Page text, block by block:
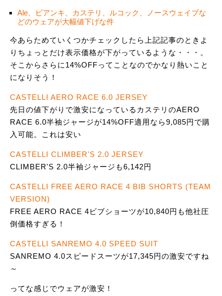
Ale、ビアンキ、カステリ、ルコック、ノースウェイブな
どのウェアが大幅値下げな件
今あらためていくつかチェックしたら上記記事のときよ
りちょっとだけ表示価格が下がっているような・・・。
そこからさらに14%OFFってことなのでかなり熱いこと
になりそう！
CASTELLI AERO RACE 6.0 JERSEY
先日の値下がりで激安になっているカステリのAERO
RACE 6.0半袖ジャージが14%OFF適用なら9,085円で購
入可能。これは安い
CASTELLI CLIMBER'S 2.0 JERSEY
CLIMBER'S 2.0半袖ジャージも6,142円
CASTELLI FREE AERO RACE 4 BIB SHORTS (TEAM
VERSION)
FREE AERO RACE 4ビブショーツが10,840円も他社圧
倒価格すぎる！
CASTELLI SANREMO 4.0 SPEED SUIT
SANREMO 4.0スピードスーツが17,345円の激安ですね
～
ってな感じでウェアが激安！